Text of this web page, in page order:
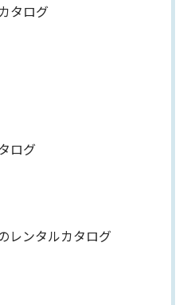
タログ
ログ
レンタルカタログ